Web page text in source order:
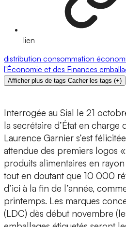
lien
distribution consommation
l'Économie et des Finances
Afficher plus de tags Cacher les tags (+)
Interrogée au Sial le 21
la secrétaire d’État en charge
Laurence Garnier s’est
attendue des premiers logos
produits alimentaires en
tout en doutant que 10 000
d’ici à la fin de l’année,
printemps. Les marques
(LDC) dès début novembre